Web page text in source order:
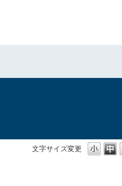
文字サイズ変更